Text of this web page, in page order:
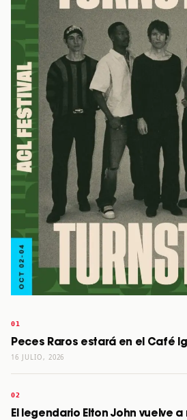
Peces Raros estará en el Café
16 JULIO, 2026
El legendario Elton John vuelve